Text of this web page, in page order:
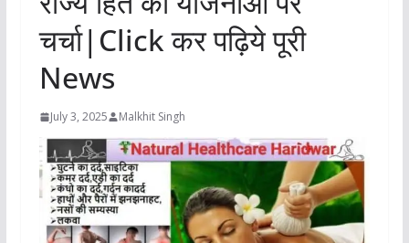
चर्चा|Click कर पढ़िये पूरी
News
July 3, 2025 Malkhit Singh